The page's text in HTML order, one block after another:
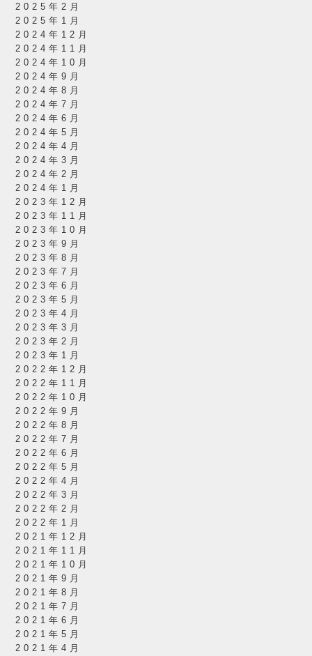
2025年2月
2025年1月
2024年12月
2024年11月
2024年10月
2024年9月
2024年8月
2024年7月
2024年6月
2024年5月
2024年4月
2024年3月
2024年2月
2024年1月
2023年12月
2023年11月
2023年10月
2023年9月
2023年8月
2023年7月
2023年6月
2023年5月
2023年4月
2023年3月
2023年2月
2023年1月
2022年12月
2022年11月
2022年10月
2022年9月
2022年8月
2022年7月
2022年6月
2022年5月
2022年4月
2022年3月
2022年2月
2022年1月
2021年12月
2021年11月
2021年10月
2021年9月
2021年8月
2021年7月
2021年6月
2021年5月
2021年4月